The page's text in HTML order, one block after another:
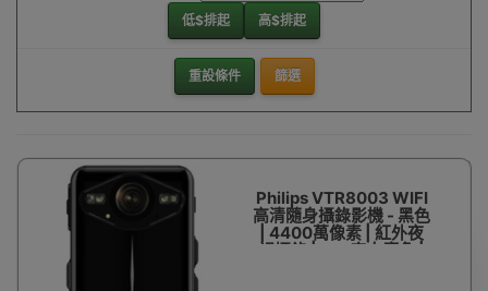
低$排起 高$排起
重設條件 篩選
Philips VTR8003 WIFI
高清隨身攝錄影機 - 黑色
| 4400萬像素 | 紅外夜
視攝錄 | 150度大廣角 |